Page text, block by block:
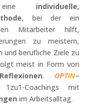
eine individuelle,
, bei der ein
Mitarbeiter hilft,
zu meistern,
und berufliche Ziele zu
meist in Form von
Reflexionen. OPTIN–
Coachings mit
im Arbeitsalltag.